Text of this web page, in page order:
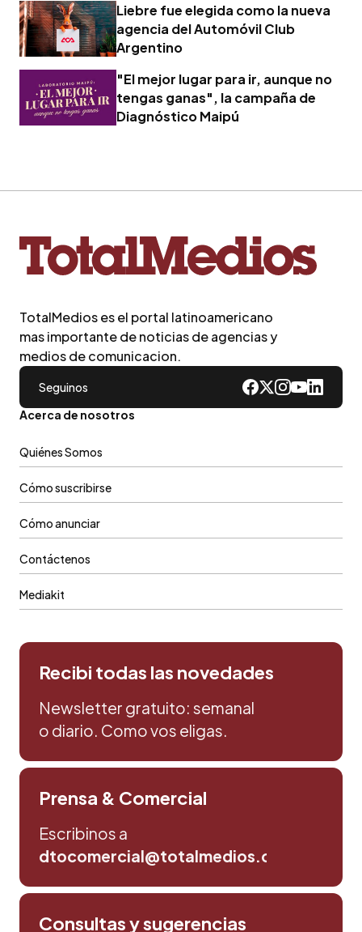
Liebre fue elegida como la nueva
agencia del Automóvil Club
Argentino
"El mejor lugar para ir, aunque no
tengas ganas", la campaña de
Diagnóstico Maipú
TotalMedios es el portal latinoamericano
mas importante de noticias de agencias y
medios de comunicacion.
Seguinos
Acerca de nosotros
Quiénes Somos
Cómo suscribirse
Cómo anunciar
Contáctenos
Mediakit
Recibi todas las novedades
Newsletter gratuito: semanal
o diario. Como vos eligas.
Prensa & Comercial
Escribinos a
dtocomercial@totalmedios.com
Consultas y sugerencias